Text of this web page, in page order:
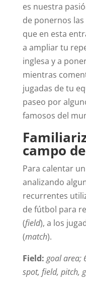
es nuestra
de ponernos
que en esta
a ampliar tu
inglesa y a
mientras
jugadas de tu
paseo por
famosos del
campo
Para calentar
analizando
recurrentes
de fútbol para
(field), a los
(match).
Field: goal area;
spot, field, pitch,